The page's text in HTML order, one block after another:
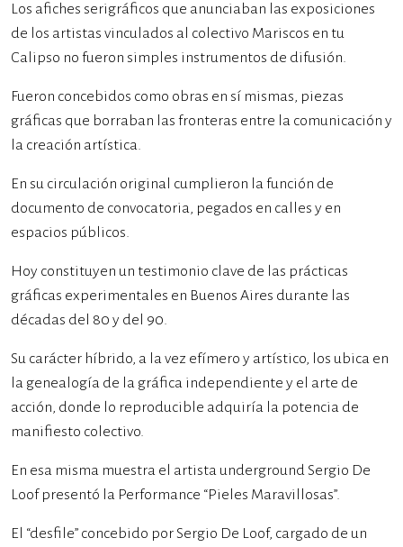
Los afiches serigráficos que anunciaban las exposiciones
de los artistas vinculados al colectivo Mariscos en tu
Calipso no fueron simples instrumentos de difusión.
Fueron concebidos como obras en sí mismas, piezas
gráficas que borraban las fronteras entre la comunicación y
la creación artística.
En su circulación original cumplieron la función de
documento de convocatoria, pegados en calles y en
espacios públicos.
Hoy constituyen un testimonio clave de las prácticas
gráficas experimentales en Buenos Aires durante las
décadas del 80 y del 90.
Su carácter híbrido, a la vez efímero y artístico, los ubica en
la genealogía de la gráfica independiente y el arte de
acción, donde lo reproducible adquiría la potencia de
manifiesto colectivo.
En esa misma muestra el artista underground Sergio De
Loof presentó la Performance “Pieles Maravillosas”.
El “desfile” concebido por Sergio De Loof, cargado de un